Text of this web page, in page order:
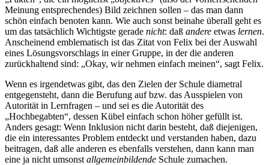
Meinung entsprechendes) Bild zeichnen sollen – das man dann
schön einfach benoten kann. Wie auch sonst beinahe überall geht es
um das tatsächlich Wichtigste gerade nicht: daß andere etwas lernen.
Anscheinend emblematisch ist das Zitat von Felix bei der Auswahl
eines Lösungsvorschlags in einer Gruppe, in der die anderen
zurückhaltend sind: „Okay, wir nehmen einfach meinen“, sagt Felix.
Wenn es irgendetwas gibt, das den Zielen der Schule diametral
entgegensteht, dann die Berufung auf bzw. das Ausspielen von
Autorität in Lernfragen – und sei es die Autorität des
„Hochbegabten“, dessen Kübel einfach schon höher gefüllt ist.
Anders gesagt: Wenn Inklusion nicht darin besteht, daß diejenigen,
die ein interessantes Problem entdeckt und verstanden haben, dazu
beitragen, daß alle anderen es ebenfalls verstehen, dann kann man
eine ja nicht umsonst allgemeinbildende Schule zumachen.